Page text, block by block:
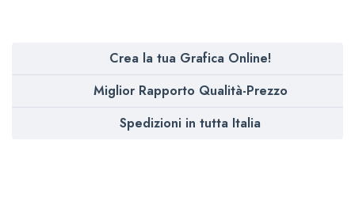
Crea la tua Grafica Online!
Miglior Rapporto Qualità-Prezzo
Spedizioni in tutta Italia